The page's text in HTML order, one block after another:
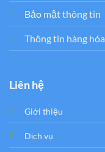
Bảo mật thông tin
Thông tin hàng hóa
Liên hệ
Giới thiệu
Dịch vụ